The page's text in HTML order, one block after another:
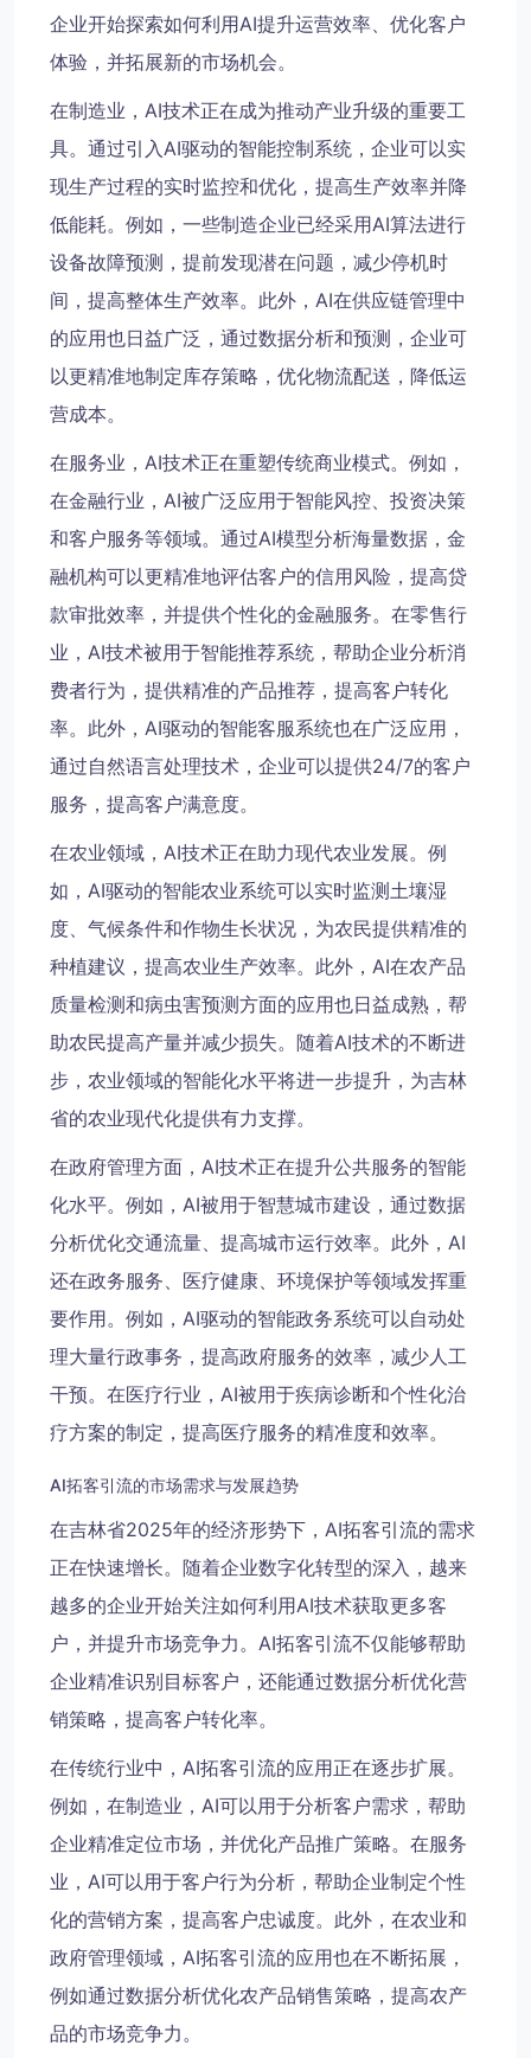
企业开始探索如何利用AI提升运营效率、优化客户
体验，并拓展新的市场机会。
在制造业，AI技术正在成为推动产业升级的重要工
具。通过引入AI驱动的智能控制系统，企业可以实
现生产过程的实时监控和优化，提高生产效率并降
低能耗。例如，一些制造企业已经采用AI算法进行
设备故障预测，提前发现潜在问题，减少停机时
间，提高整体生产效率。此外，AI在供应链管理中
的应用也日益广泛，通过数据分析和预测，企业可
以更精准地制定库存策略，优化物流配送，降低运
营成本。
在服务业，AI技术正在重塑传统商业模式。例如，
在金融行业，AI被广泛应用于智能风控、投资决策
和客户服务等领域。通过AI模型分析海量数据，金
融机构可以更精准地评估客户的信用风险，提高贷
款审批效率，并提供个性化的金融服务。在零售行
业，AI技术被用于智能推荐系统，帮助企业分析消
费者行为，提供精准的产品推荐，提高客户转化
率。此外，AI驱动的智能客服系统也在广泛应用，
通过自然语言处理技术，企业可以提供24/7的客户
服务，提高客户满意度。
在农业领域，AI技术正在助力现代农业发展。例
如，AI驱动的智能农业系统可以实时监测土壤湿
度、气候条件和作物生长状况，为农民提供精准的
种植建议，提高农业生产效率。此外，AI在农产品
质量检测和病虫害预测方面的应用也日益成熟，帮
助农民提高产量并减少损失。随着AI技术的不断进
步，农业领域的智能化水平将进一步提升，为吉林
省的农业现代化提供有力支撑。
在政府管理方面，AI技术正在提升公共服务的智能
化水平。例如，AI被用于智慧城市建设，通过数据
分析优化交通流量、提高城市运行效率。此外，AI
还在政务服务、医疗健康、环境保护等领域发挥重
要作用。例如，AI驱动的智能政务系统可以自动处
理大量行政事务，提高政府服务的效率，减少人工
干预。在医疗行业，AI被用于疾病诊断和个性化治
疗方案的制定，提高医疗服务的精准度和效率。
AI拓客引流的市场需求与发展趋势
在吉林省2025年的经济形势下，AI拓客引流的需求
正在快速增长。随着企业数字化转型的深入，越来
越多的企业开始关注如何利用AI技术获取更多客
户，并提升市场竞争力。AI拓客引流不仅能够帮助
企业精准识别目标客户，还能通过数据分析优化营
销策略，提高客户转化率。
在传统行业中，AI拓客引流的应用正在逐步扩展。
例如，在制造业，AI可以用于分析客户需求，帮助
企业精准定位市场，并优化产品推广策略。在服务
业，AI可以用于客户行为分析，帮助企业制定个性
化的营销方案，提高客户忠诚度。此外，在农业和
政府管理领域，AI拓客引流的应用也在不断拓展，
例如通过数据分析优化农产品销售策略，提高农产
品的市场竞争力。